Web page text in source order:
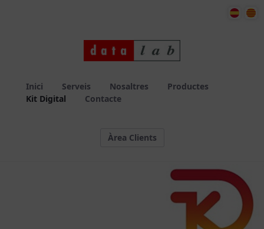
Inici Serveis Nosaltres
Productes
Kit Digital
Contacte
Àrea Clients